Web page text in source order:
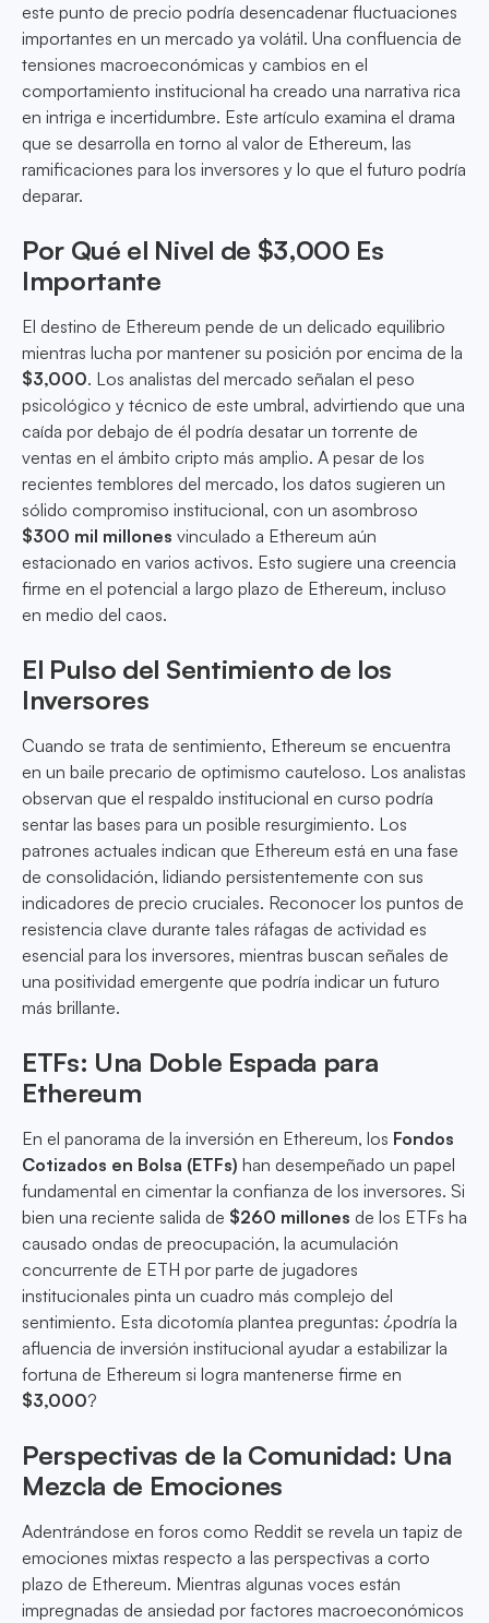
este punto de precio podría desencadenar fluctuaciones
importantes en un mercado ya volátil. Una confluencia de
tensiones macroeconómicas y cambios en el
comportamiento institucional ha creado una narrativa rica
en intriga e incertidumbre. Este artículo examina el drama
que se desarrolla en torno al valor de Ethereum, las
ramificaciones para los inversores y lo que el futuro podría
deparar.
Por Qué el Nivel de $3,000 Es
Importante
El destino de Ethereum pende de un delicado equilibrio
mientras lucha por mantener su posición por encima de la
$3,000. Los analistas del mercado señalan el peso
psicológico y técnico de este umbral, advirtiendo que una
caída por debajo de él podría desatar un torrente de
ventas en el ámbito cripto más amplio. A pesar de los
recientes temblores del mercado, los datos sugieren un
sólido compromiso institucional, con un asombroso
$300 mil millones vinculado a Ethereum aún
estacionado en varios activos. Esto sugiere una creencia
firme en el potencial a largo plazo de Ethereum, incluso
en medio del caos.
El Pulso del Sentimiento de los
Inversores
Cuando se trata de sentimiento, Ethereum se encuentra
en un baile precario de optimismo cauteloso. Los analistas
observan que el respaldo institucional en curso podría
sentar las bases para un posible resurgimiento. Los
patrones actuales indican que Ethereum está en una fase
de consolidación, lidiando persistentemente con sus
indicadores de precio cruciales. Reconocer los puntos de
resistencia clave durante tales ráfagas de actividad es
esencial para los inversores, mientras buscan señales de
una positividad emergente que podría indicar un futuro
más brillante.
ETFs: Una Doble Espada para
Ethereum
En el panorama de la inversión en Ethereum, los Fondos
Cotizados en Bolsa (ETFs) han desempeñado un papel
fundamental en cimentar la confianza de los inversores. Si
bien una reciente salida de $260 millones de los ETFs ha
causado ondas de preocupación, la acumulación
concurrente de ETH por parte de jugadores
institucionales pinta un cuadro más complejo del
sentimiento. Esta dicotomía plantea preguntas: ¿podría la
afluencia de inversión institucional ayudar a estabilizar la
fortuna de Ethereum si logra mantenerse firme en
$3,000?
Perspectivas de la Comunidad: Una
Mezcla de Emociones
Adentrándose en foros como Reddit se revela un tapiz de
emociones mixtas respecto a las perspectivas a corto
plazo de Ethereum. Mientras algunas voces están
impregnadas de ansiedad por factores macroeconómicos